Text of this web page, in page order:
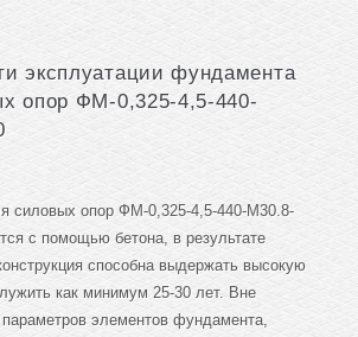
эксплуатации фундамента
опор ФМ-0,325-4,5-440-
силовых опор ФМ-0,325-4,5-440-М30.8-
с помощью бетона, в результате
способна выдержать высокую
как минимум 25-30 лет. Вне
параметров элементов фундамента,